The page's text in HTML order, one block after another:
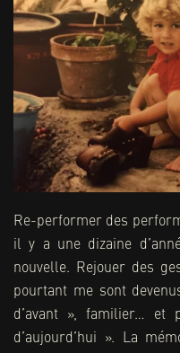
Re-performer des
il y a une dizaine
nouvelle. Rejouer des
pourtant me sont
d’avant », familier… et
d’aujourd’hui ». La